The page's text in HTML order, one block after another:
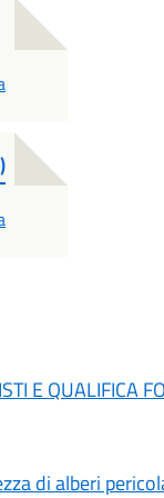
E QUALIFICA
di alberi